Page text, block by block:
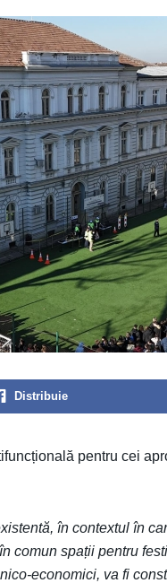
Distribuie
pentru cei
în contextul în
comun spații pentru
economici, va fi